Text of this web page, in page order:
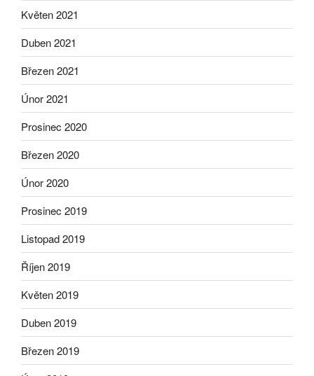
Květen 2021
Duben 2021
Březen 2021
Únor 2021
Prosinec 2020
Březen 2020
Únor 2020
Prosinec 2019
Listopad 2019
Říjen 2019
Květen 2019
Duben 2019
Březen 2019